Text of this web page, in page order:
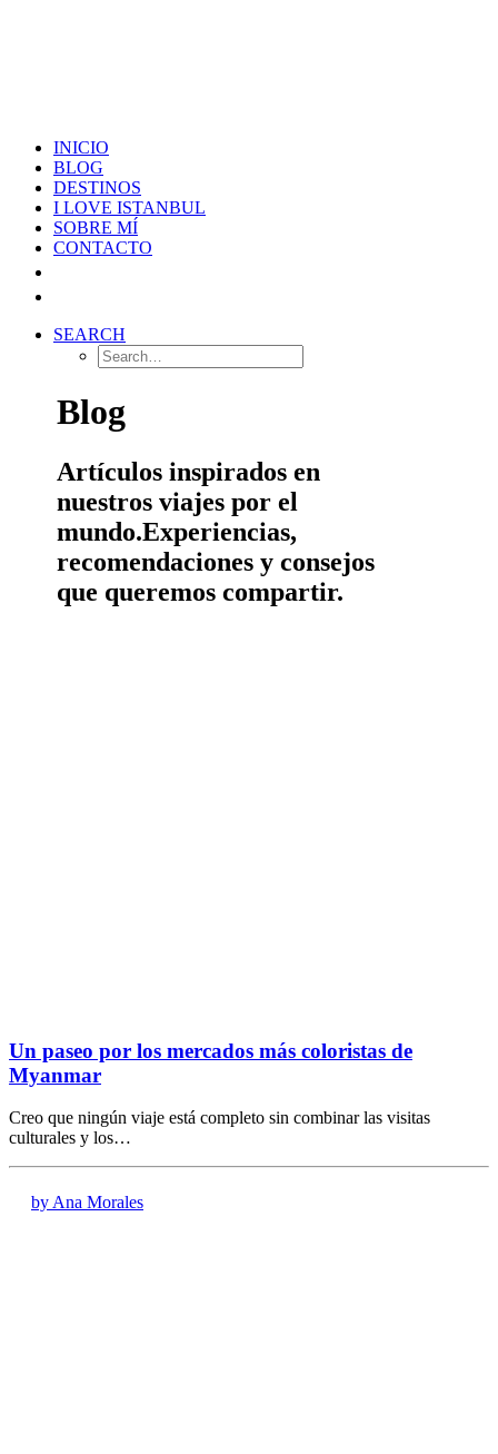
INICIO
BLOG
DESTINOS
I LOVE ISTANBUL
SOBRE MÍ
CONTACTO
SEARCH
Blog
Artículos inspirados en
nuestros viajes por el
mundo.Experiencias,
recomendaciones y consejos
que queremos compartir.
Un paseo por los mercados más coloristas de
Myanmar
Creo que ningún viaje está completo sin combinar las visitas
culturales y los…
by Ana Morales